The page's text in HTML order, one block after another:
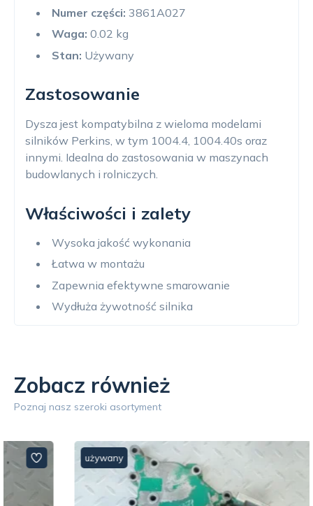
Numer części: 3861A027
Waga: 0.02 kg
Stan: Używany
Zastosowanie
Dysza jest kompatybilna z wieloma modelami
silników Perkins, w tym 1004.4, 1004.40s oraz
innymi. Idealna do zastosowania w maszynach
budowlanych i rolniczych.
Właściwości i zalety
Wysoka jakość wykonania
Łatwa w montażu
Zapewnia efektywne smarowanie
Wydłuża żywotność silnika
Zobacz również
Poznaj nasz szeroki asortyment
używany